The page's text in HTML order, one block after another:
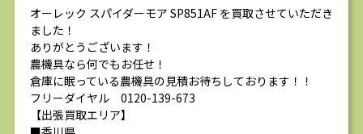
オーレック スパイダーモア SP851AF を買取させていただき
ました！
ありがとうございます！
農機具なら何でもお任せ！
倉庫に眠っている農機具の見積お待ちしております！！
フリーダイヤル 0120-139-673
【出張買取エリア】